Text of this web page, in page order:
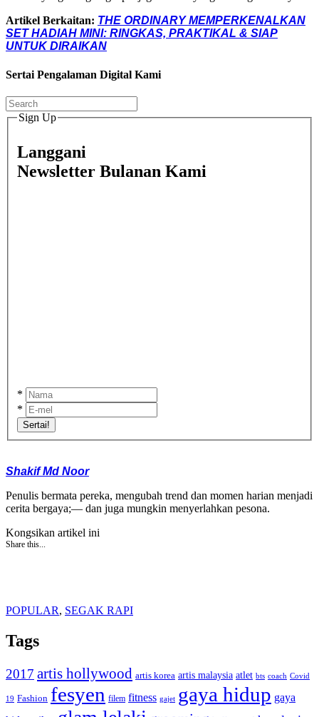
Artikel Berkaitan: THE ORDINARY MEMPERKENALKAN
SET HADIAH MINI: RINGKAS, PRAKTIKAL & SIAP
UNTUK DIRAIKAN
Sertai Pengalaman Digital Kami
Sign Up
Langgani
Newsletter Bulanan Kami
*
*
Sertai!
Shakif Md Noor
Penulis bermata pereka, mengubah trend dan momen harian menjadi
cerita bergaya;— dan juga mungkin menyerlahkan pesona.
Kongsikan artikel ini
Share this...
POPULAR, SEGAK RAPI
Tags
2017 artis hollywood artis korea artis malaysia atlet bts coach Covid
19 Fashion fesyen filem fitness gajet gaya hidup gaya